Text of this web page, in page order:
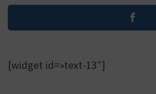
[widget id=»text-13″]